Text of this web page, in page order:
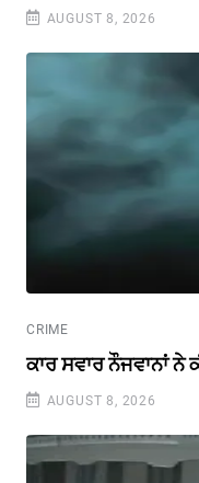
AUGUST 8, 2026
CRIME
ਕਾਰ ਸਵਾਰ ਨੌਜਵਾਨਾਂ
AUGUST 8, 2026